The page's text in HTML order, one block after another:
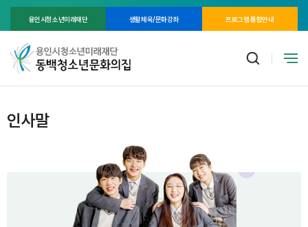
용인시청소년미래재단 생활체육/문화강좌 프로그램 통합안내
인사말